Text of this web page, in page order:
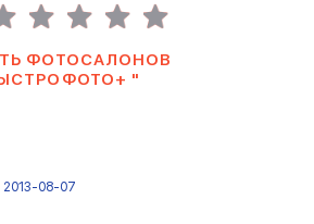
ТУРИЗМ
ЭЛЕКТРОННЫЕ ПРИБОРЫ
ФОТОСАЛОНОВ
"
2013-08-07